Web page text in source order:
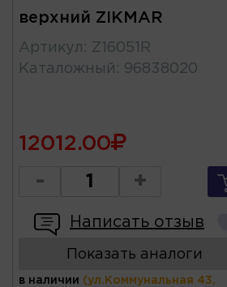
верхний ZIKMAR
Артикул : Z16051R
Каталожный : 96838020
12012.00
- +
Написать отзыв
Показать аналоги
в наличии (ул.Коммунальная 43,